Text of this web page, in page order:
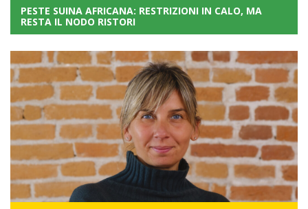
PESTE SUINA AFRICANA: RESTRIZIONI IN CALO, MA
RESTA IL NODO RISTORI